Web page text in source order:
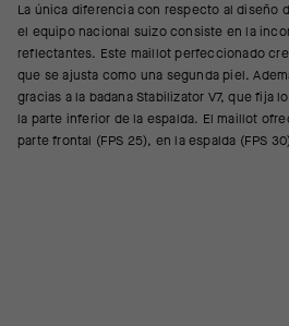
La única diferencia con respecto al diseño
el equipo nacional suizo consiste en la
reflectantes. Este maillot perfeccionado
que se ajusta como una segunda piel.
gracias a la badana Stabilizator V7, que fija
la parte inferior de la espalda. El maillot
parte frontal (FPS 25), en la espalda (FPS